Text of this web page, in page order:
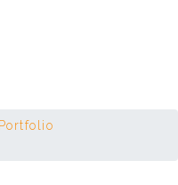
Portfolio